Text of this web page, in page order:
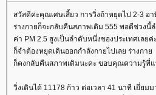
สวัสดีค่ะคุณเศษเสี้ยว การวิ่งถ้าหยุดไป 2-3 อ
ร่างกายก็จะกลับคืนสภาพเดิม 555 พอดีช่วงนี้
ค่า PM 2.5 สูงเป็นลำดับหนึ่งของประเทศเลยค่
ก็จำต้องหยุดเดินออกกำลังกายไปเลย ร่างกา
ก็คงกลับคืนสภาพเดิมนะคะ ขอบคุณความรู้ที่
วิ่งเดินได้ 11178 ก้าว ต่อเวลา 41 นาที เยี่ยม